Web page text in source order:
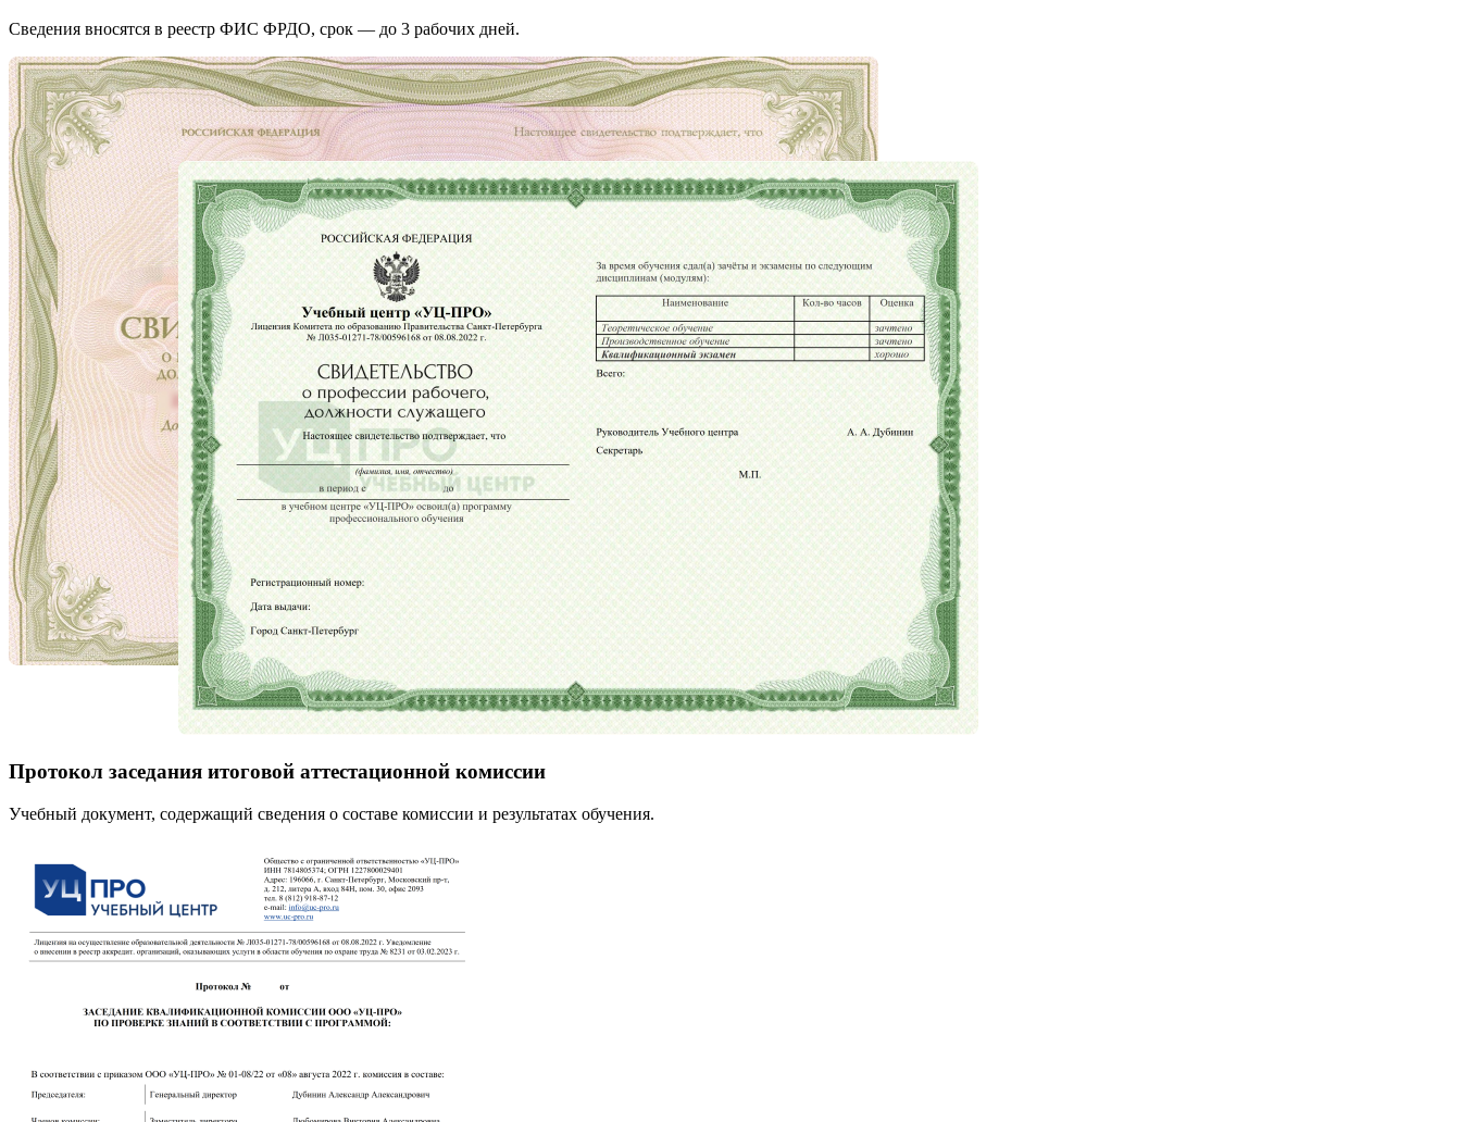
Сведения вносятся в реестр ФИС ФРДО, срок — до 3 рабочих дней.
Протокол заседания итоговой аттестационной комиссии
Учебный документ, содержащий сведения о составе комиссии и результатах обучения.